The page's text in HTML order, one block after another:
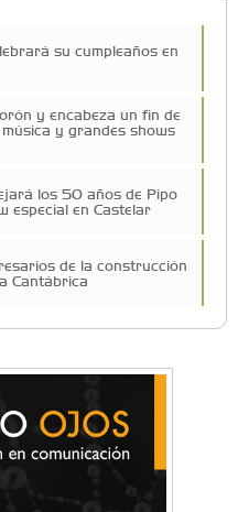
su cumpleaños en
y encabeza un fin de
y grandes shows
los 50 años de Pipo
especial en Castelar
de la construcción
Cantábrica
de Castelar competirá